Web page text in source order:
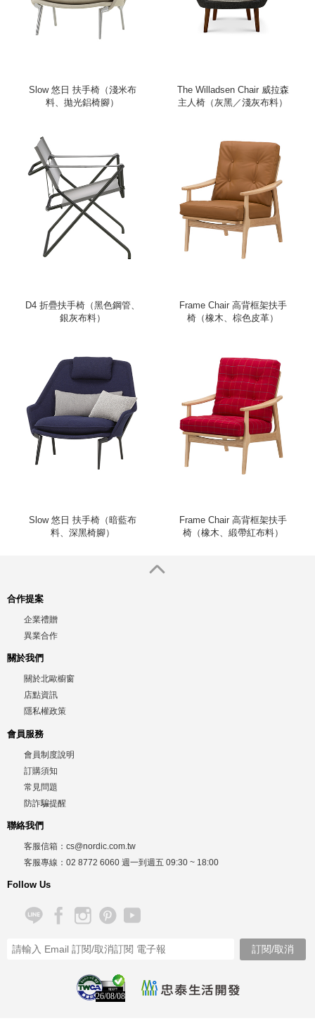
Slow 悠日 扶手椅（淺米布
料、拋光鋁椅腳）
The Willadsen Chair 威拉森
主人椅（灰黑／淺灰布料）
D4 折疊扶手椅（黑色鋼管、
銀灰布料）
Frame Chair 高背框架扶手
椅（橡木、棕色皮革）
Slow 悠日 扶手椅（暗藍布
料、深黑椅腳）
Frame Chair 高背框架扶手
椅（橡木、緞帶紅布料）
合作提案
企業禮贈
異業合作
關於我們
關於北歐櫥窗
店點資訊
隱私權政策
會員服務
會員制度說明
訂購須知
常見問題
防詐騙提醒
聯絡我們
客服信箱： cs@nordic.com.tw
客服專線： 02 8772 6060 週一到週五 09:30 ~ 18:00
Follow Us
26/08/08